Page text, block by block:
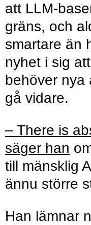
att LLM-
gräns, och
smartare än
nyhet i sig
behöver nya
gå vidare.
– There is
säger han
till mänsklig
ännu större
Han lämnar